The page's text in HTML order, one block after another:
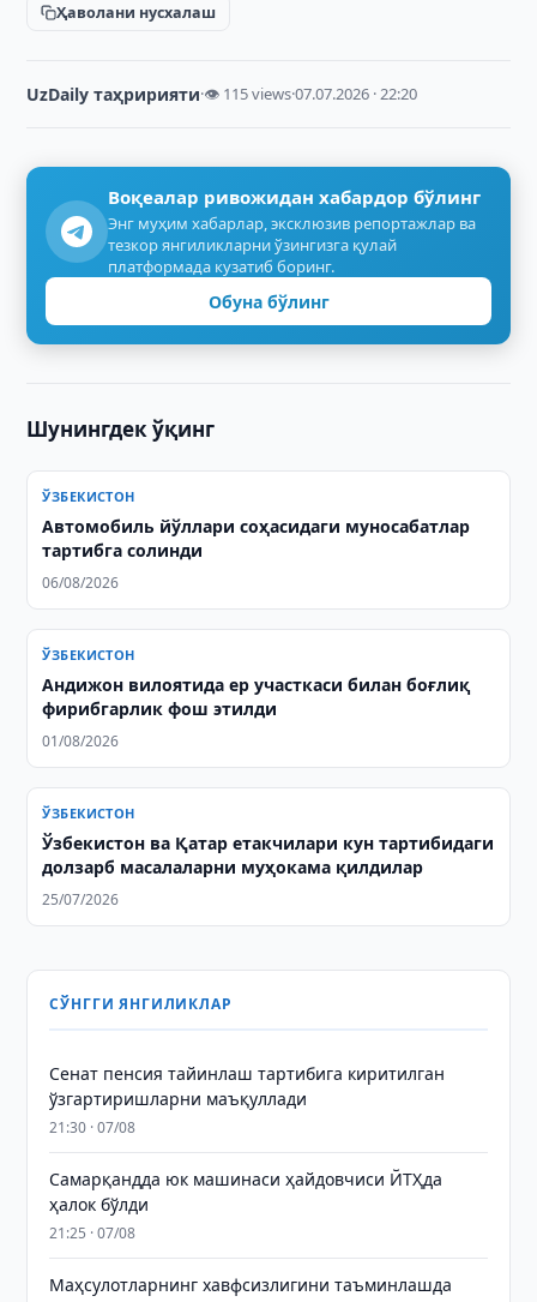
Ҳаволани нусхалаш
UzDaily таҳририяти·👁 115 views·07.07.2026 · 22:20
Воқеалар ривожидан хабардор бўлинг
Энг муҳим хабарлар, эксклюзив репортажлар ва
тезкор янгиликларни ўзингизга қулай
платформада кузатиб боринг.
Обуна бўлинг
Шунингдек ўқинг
ЎЗБЕКИСТОН
Автомобиль йўллари соҳасидаги муносабатлар
тартибга солинди
06/08/2026
ЎЗБЕКИСТОН
Андижон вилоятида ер участкаси билан боғлиқ
фирибгарлик фош этилди
01/08/2026
ЎЗБЕКИСТОН
Ўзбекистон ва Қатар етакчилари кун тартибидаги
долзарб масалаларни муҳокама қилдилар
25/07/2026
СЎНГГИ ЯНГИЛИКЛАР
Сенат пенсия тайинлаш тартибига киритилган
ўзгартиришларни маъқуллади
21:30 · 07/08
Самарқандда юк машинаси ҳайдовчиси ЙТҲда
ҳалок бўлди
21:25 · 07/08
Маҳсулотларнинг хавфсизлигини таъминлашда